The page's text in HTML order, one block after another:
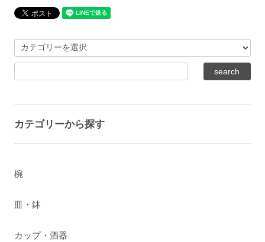
カテゴリーから探す
椀
皿・鉢
カップ・酒器